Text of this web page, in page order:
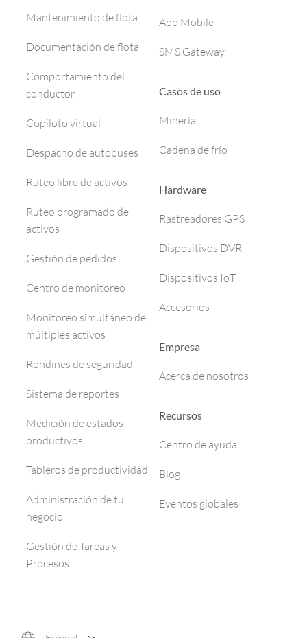
Mantenimiento de flota
Documentación de flota
Comportamiento del
conductor
Copiloto virtual
Despacho de autobuses
Ruteo libre de activos
Ruteo programado de
activos
Gestión de pedidos
Centro de monitoreo
Monitoreo simultáneo de
múltiples activos
Rondines de seguridad
Sistema de reportes
Medición de estados
productivos
Tableros de productividad
Administración de tu
negocio
Gestión de Tareas y
Procesos
App Mobile
SMS Gateway
Casos de uso
Minería
Cadena de frío
Hardware
Rastreadores GPS
Dispositivos DVR
Dispositivos IoT
Accesorios
Empresa
Acerca de nosotros
Recursos
Centro de ayuda
Blog
Eventos globales